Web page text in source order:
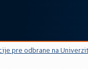
pre odbrane na